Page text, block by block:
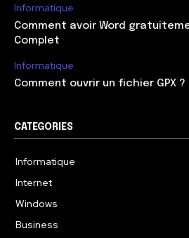
Informatique
Comment avoir Word
Complet
Informatique
Comment ouvrir un fichier GPX ?
CATEGORIES
Informatique
Internet
Windows
Business